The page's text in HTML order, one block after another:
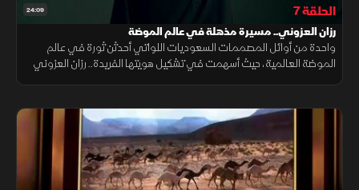
24:09 الحلقة 7
رزان العزوني.. مسيرة مذهلة في عالم الموضة
واحدة من أوائل المصممات السعوديات اللواتي أحدثن ثورة في عالم
الموضة العالمية، حيث أسهمت في تشكيل هويتها الفريدة.. رزان العزوني